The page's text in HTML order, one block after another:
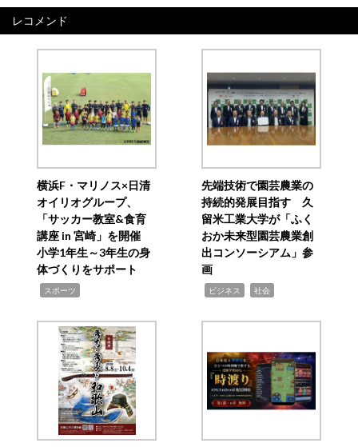
レコメンド
横浜F・マリノス×日清
オイリオグループ、
「サッカー教室&食育
講座 in 宮崎」を開催
小学1年生～3年生の身
体づくりをサポート
スポーツ
先端技術で園芸農業の
持続的発展目指す 久
留米工業大学が「ふく
おか未来型園芸農業創
出コンソーシアム」参
画
ビジネス 社会